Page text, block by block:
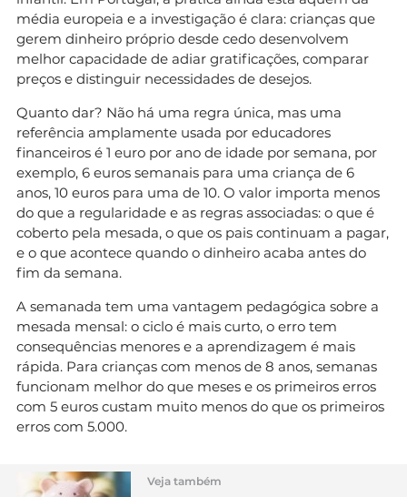
média europeia e a investigação é clara: crianças que
gerem dinheiro próprio desde cedo desenvolvem
melhor capacidade de adiar gratificações, comparar
preços e distinguir necessidades de desejos.
Quanto dar? Não há uma regra única, mas uma
referência amplamente usada por educadores
financeiros é 1 euro por ano de idade por semana, por
exemplo, 6 euros semanais para uma criança de 6
anos, 10 euros para uma de 10. O valor importa menos
do que a regularidade e as regras associadas: o que é
coberto pela mesada, o que os pais continuam a pagar,
e o que acontece quando o dinheiro acaba antes do
fim da semana.
A semanada tem uma vantagem pedagógica sobre a
mesada mensal: o ciclo é mais curto, o erro tem
consequências menores e a aprendizagem é mais
rápida. Para crianças com menos de 8 anos, semanas
funcionam melhor do que meses e os primeiros erros
com 5 euros custam muito menos do que os primeiros
erros com 5.000.
Veja também